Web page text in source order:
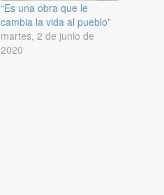
“Es una obra que le
cambia la vida al pueblo”
martes, 2 de junio de
2020